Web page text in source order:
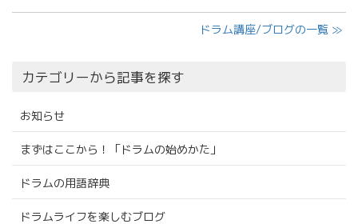
ドラム講座/ブログの一覧 ≫
カテゴリーから記事を探す
お知らせ
まずはここから！「ドラムの始めかた」
ドラムの用語辞典
ドラムライフを楽しむブログ